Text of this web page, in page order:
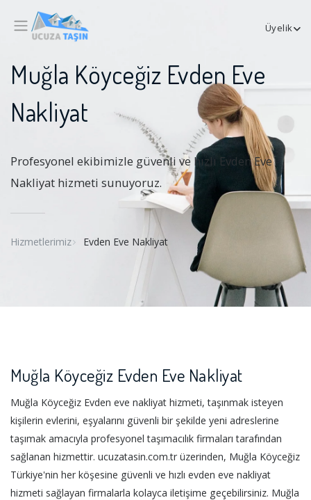
Üyelik
Muğla Köyceğiz Evden Eve
Nakliyat
Profesyonel ekibimizle güvenli ve hızlı Evden Eve
Nakliyat hizmeti sunuyoruz.
Hizmetlerimiz Evden Eve Nakliyat
Muğla Köyceğiz Evden Eve Nakliyat
Muğla Köyceğiz Evden eve nakliyat hizmeti, taşınmak isteyen
kişilerin evlerini, eşyalarını güvenli bir şekilde yeni adreslerine
taşımak amacıyla profesyonel taşımacılık firmaları tarafından
sağlanan hizmettir. ucuzatasin.com.tr üzerinden, Muğla Köyceğiz
Türkiye'nin her köşesine güvenli ve hızlı evden eve nakliyat
hizmeti sağlayan firmalarla kolayca iletişime geçebilirsiniz. Muğla